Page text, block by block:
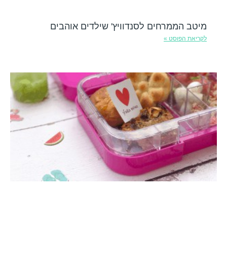
מיטב הממרחים לסנדוויץ' שילדים אוהבים
לקריאת הפוסט »